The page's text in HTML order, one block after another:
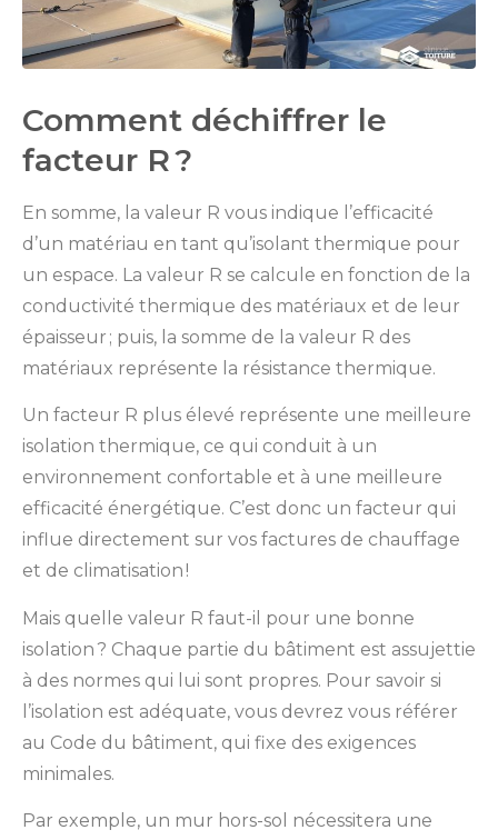
Comment déchiffrer le
facteur R ?
En somme, la valeur R vous indique l’efficacité
d’un matériau en tant qu’isolant thermique pour
un espace. La valeur R se calcule en fonction de la
conductivité thermique des matériaux et de leur
épaisseur ; puis, la somme de la valeur R des
matériaux représente la résistance thermique.
Un facteur R plus élevé représente une meilleure
isolation thermique, ce qui conduit à un
environnement confortable et à une meilleure
efficacité énergétique. C’est donc un facteur qui
influe directement sur vos factures de chauffage
et de climatisation !
Mais quelle valeur R faut-il pour une bonne
isolation ? Chaque partie du bâtiment est assujettie
à des normes qui lui sont propres. Pour savoir si
l’isolation est adéquate, vous devrez vous référer
au Code du bâtiment, qui fixe des exigences
minimales.
Par exemple, un mur hors-sol nécessitera une